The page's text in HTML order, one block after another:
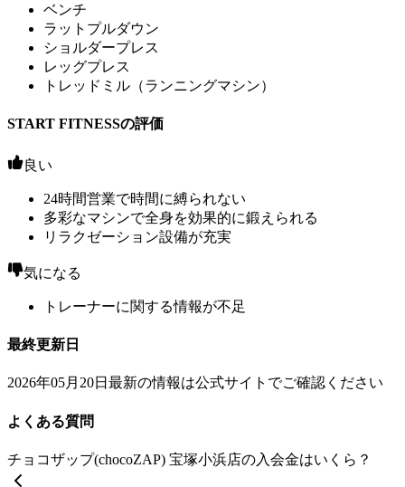
ベンチ
ラットプルダウン
ショルダープレス
レッグプレス
トレッドミル（ランニングマシン）
START FITNESSの評価
良い
24時間営業で時間に縛られない
多彩なマシンで全身を効果的に鍛えられる
リラクゼーション設備が充実
気になる
トレーナーに関する情報が不足
最終更新日
2026年05月20日 最新の情報は公式サイトでご確認ください
よくある質問
チョコザップ(chocoZAP) 宝塚小浜店の入会金はいくら？